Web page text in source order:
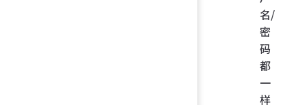
名/
密
码
都
一
样